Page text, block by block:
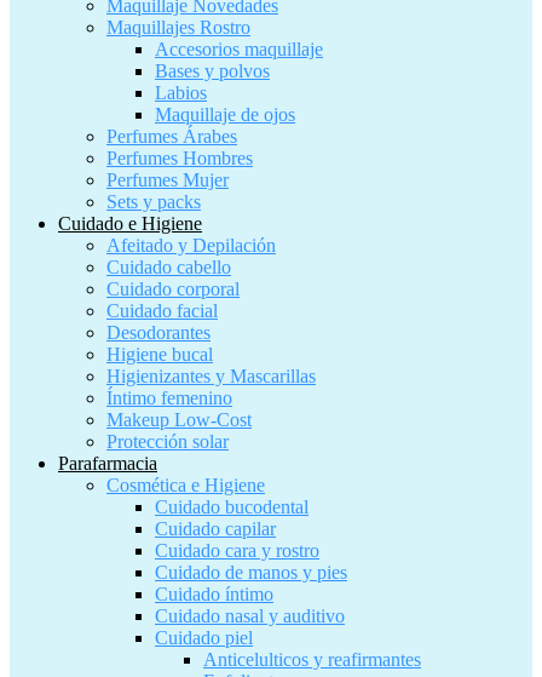
Maquillaje Novedades
Maquillajes Rostro
Accesorios maquillaje
Bases y polvos
Labios
Maquillaje de ojos
Perfumes Árabes
Perfumes Hombres
Perfumes Mujer
Sets y packs
Cuidado e Higiene
Afeitado y Depilación
Cuidado cabello
Cuidado corporal
Cuidado facial
Desodorantes
Higiene bucal
Higienizantes y Mascarillas
Íntimo femenino
Makeup Low-Cost
Protección solar
Parafarmacia
Cosmética e Higiene
Cuidado bucodental
Cuidado capilar
Cuidado cara y rostro
Cuidado de manos y pies
Cuidado íntimo
Cuidado nasal y auditivo
Cuidado piel
Anticelulticos y reafirmantes